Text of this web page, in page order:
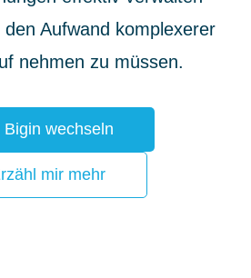
Aufwand komplexerer
nehmen zu müssen.
Bigin wechseln
mir mehr